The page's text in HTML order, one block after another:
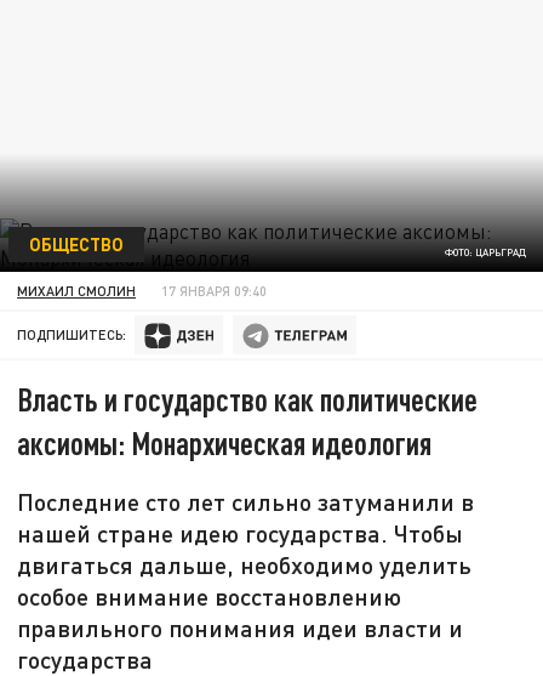
ФОТО: ЦАРЬГРАД
ОБЩЕСТВО
МИХАИЛ СМОЛИН 17 ЯНВАРЯ 09:40
ПОДПИШИТЕСЬ:
Власть и государство как политические
аксиомы: Монархическая идеология
Последние сто лет сильно затуманили в
нашей стране идею государства. Чтобы
двигаться дальше, необходимо уделить
особое внимание восстановлению
правильного понимания идеи власти и
государства